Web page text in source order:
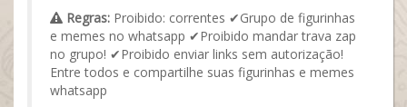
Regras: Proibido: correntes ✔Grupo de figurinhas
e memes no whatsapp ✔Proibido mandar trava zap
no grupo! ✔Proibido enviar links sem autorização!
Entre todos e compartilhe suas figurinhas e memes
whatsapp